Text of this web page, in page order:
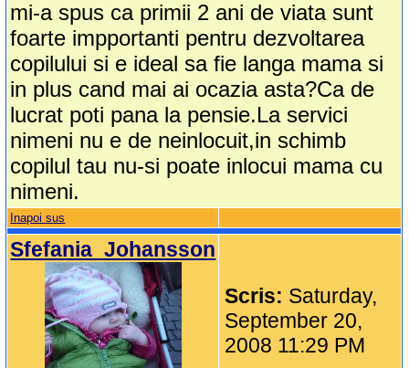
mi-a spus ca primii 2 ani de viata sunt
foarte impportanti pentru dezvoltarea
copilului si e ideal sa fie langa mama si
in plus cand mai ai ocazia asta?Ca de
lucrat poti pana la pensie.La servici
nimeni nu e de neinlocuit,in schimb
copilul tau nu-si poate inlocui mama cu
nimeni.
Inapoi sus
Sfefania_Johansson
Scris: Saturday,
September 20,
2008 11:29 PM